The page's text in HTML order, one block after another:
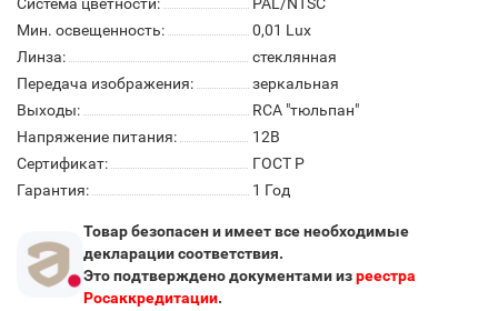
Мин. освещенность:
0,01 Lux
Линза:
стеклянная
Передача изображения:
зеркальная
Выходы:
RCA "тюльпан"
Напряжение питания:
12В
Сертификат:
ГОСТ Р
Гарантия:
1 Год
Товар безопасен и имеет все необходимые
декларации соответствия.
Это подтверждено документами изреестра
Росаккредитации.